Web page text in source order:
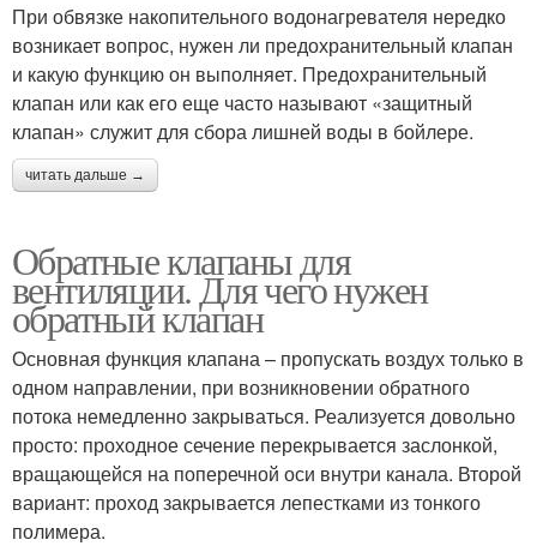
При обвязке накопительного водонагревателя нередко
возникает вопрос, нужен ли предохранительный клапан
и какую функцию он выполняет. Предохранительный
клапан или как его еще часто называют «защитный
клапан» служит для сбора лишней воды в бойлере.
читать дальше →
Обратные клапаны для
вентиляции. Для чего нужен
обратный клапан
Основная функция клапана – пропускать воздух только в
одном направлении, при возникновении обратного
потока немедленно закрываться. Реализуется довольно
просто: проходное сечение перекрывается заслонкой,
вращающейся на поперечной оси внутри канала. Второй
вариант: проход закрывается лепестками из тонкого
полимера.